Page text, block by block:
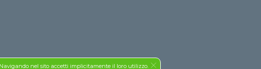
nel sito accetti implicitamente il loro utilizzo.